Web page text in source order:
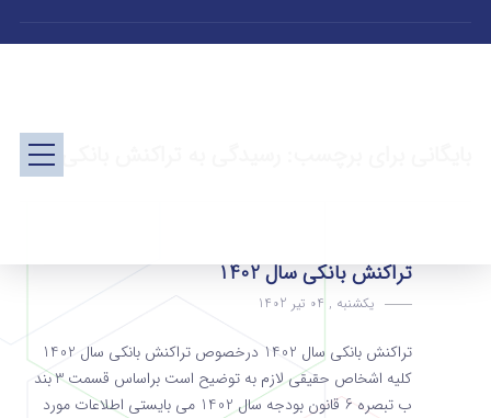
تراکنش بانکی سال 1402
یکشنبه , 04 تیر 1402
تراکنش بانکی سال 1402 درخصوص تراکنش بانکی سال 1402
کلیه اشخاص حقیقی لازم به توضیح است براساس قسمت 3 بند
ب تبصره 6 قانون بودجه سال 1402 می بایستی اطلاعات مورد